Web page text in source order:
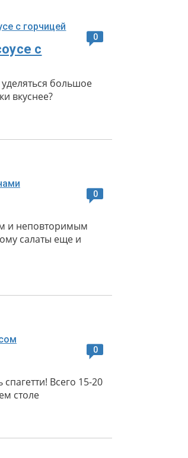
с
0
большое
вкуснее?
0
и неповторимым
салаты еще и
0
Всего 15-20
столе